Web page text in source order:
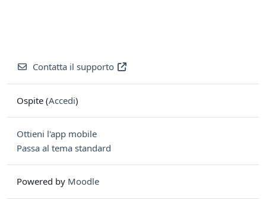
Contatta il supporto
Ospite (Accedi)
Ottieni l'app mobile
Passa al tema standard
Powered by Moodle